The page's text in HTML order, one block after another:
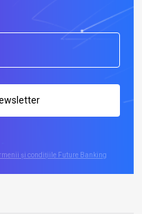
și condițiile Future Banking